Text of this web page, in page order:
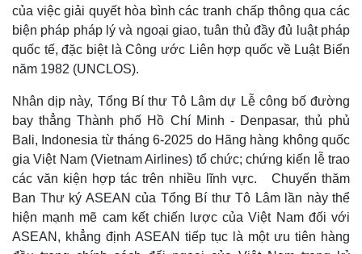
của việc giải quyết hòa bình các tranh chấp thông qua các
biện pháp pháp lý và ngoại giao, tuân thủ đầy đủ luật pháp
quốc tế, đặc biệt là Công ước Liên hợp quốc về Luật Biển
năm 1982 (UNCLOS).
Nhân dịp này, Tổng Bí thư Tô Lâm dự Lễ công bố đường
bay thẳng Thành phố Hồ Chí Minh - Denpasar, thủ phủ
Bali, Indonesia từ tháng 6-2025 do Hãng hàng không quốc
gia Việt Nam (Vietnam Airlines) tổ chức; chứng kiến lễ trao
các văn kiện hợp tác trên nhiều lĩnh vực. Chuyến thăm
Ban Thư ký ASEAN của Tổng Bí thư Tô Lâm lần này thể
hiện mạnh mẽ cam kết chiến lược của Việt Nam đối với
ASEAN, khẳng định ASEAN tiếp tục là một ưu tiên hàng